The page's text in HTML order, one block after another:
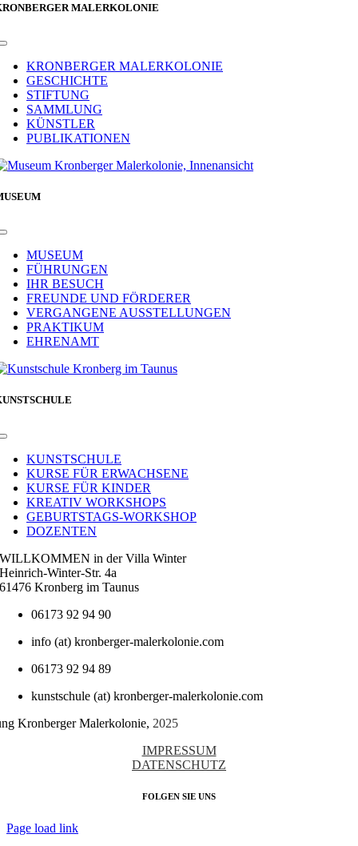
MALERKOLONIE
Toggle
NavigationKRONBERGER MALERKOLONIE
GESCHICHTE
STIFTUNG
SAMMLUNG
KÜNSTLER
PUBLIKATIONEN
Toggle
NavigationMUSEUM
FÜHRUNGEN
IHR BESUCH
FREUNDE UND FÖRDERER
VERGANGENE AUSSTELLUNGEN
PRAKTIKUM
EHRENAMT
Toggle
NavigationKUNSTSCHULE
KURSE FÜR ERWACHSENE
KURSE FÜR KINDER
KREATIV WORKSHOPS
GEBURTSTAGS-WORKSHOP
DOZENTEN
WILLKOMMEN in der Villa Winter
Heinrich-Winter-Str. 4a
61476 Kronberg im Taunus
06173 92 94 90
info (at) kronberger-malerkolonie.com
06173 92 94 89
kunstschule (at) kronberger-malerkolonie.com
Kronberger Malerkolonie, 2025
IMPRESSUM
DATENSCHUTZ
FOLGEN SIE UNS
Page load link